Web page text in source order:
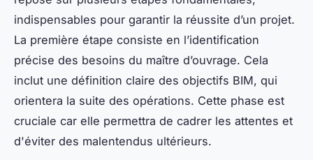
indispensables pour garantir la réussite d’un projet.
La première étape consiste en l’identification
précise des besoins du maître d’ouvrage. Cela
inclut une définition claire des objectifs BIM, qui
orientera la suite des opérations. Cette phase est
cruciale car elle permettra de cadrer les attentes et
d'éviter des malentendus ultérieurs.